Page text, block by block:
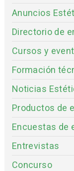
Anuncios
Directorio de
Cursos y
Formación
Noticias
Productos de
Encuestas de
Entrevistas
Concurso